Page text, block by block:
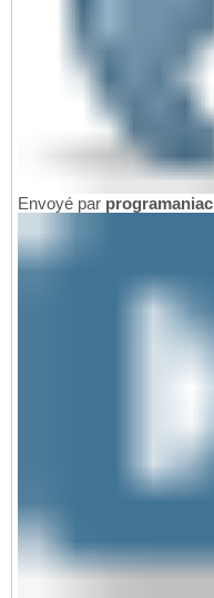
Envoyé par programaniac